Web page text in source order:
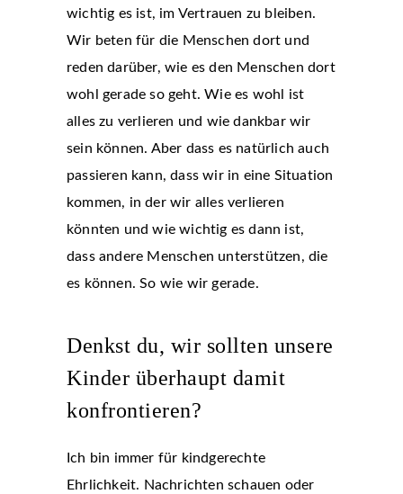
wichtig es ist, im Vertrauen zu bleiben.
Wir beten für die Menschen dort und
reden darüber, wie es den Menschen dort
wohl gerade so geht. Wie es wohl ist
alles zu verlieren und wie dankbar wir
sein können. Aber dass es natürlich auch
passieren kann, dass wir in eine Situation
kommen, in der wir alles verlieren
könnten und wie wichtig es dann ist,
dass andere Menschen unterstützen, die
es können. So wie wir gerade.
Denkst du, wir sollten unsere
Kinder überhaupt damit
konfrontieren?
Ich bin immer für kindgerechte
Ehrlichkeit. Nachrichten schauen oder